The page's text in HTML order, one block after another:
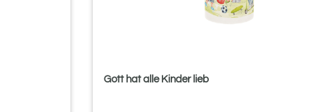
Gott hat alle Kinder lieb